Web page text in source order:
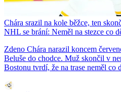
Chára srazil na kole běžce, ten
NHL se brání: Neměl na stezce co
Zdeno Chára narazil koncem
Beluše do chodce. Muž skončil v
Bostonu tvrdí, že na trase neměl co